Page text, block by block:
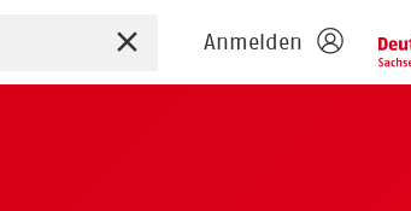
Sucheingabe zurücksetzen
Anmelden